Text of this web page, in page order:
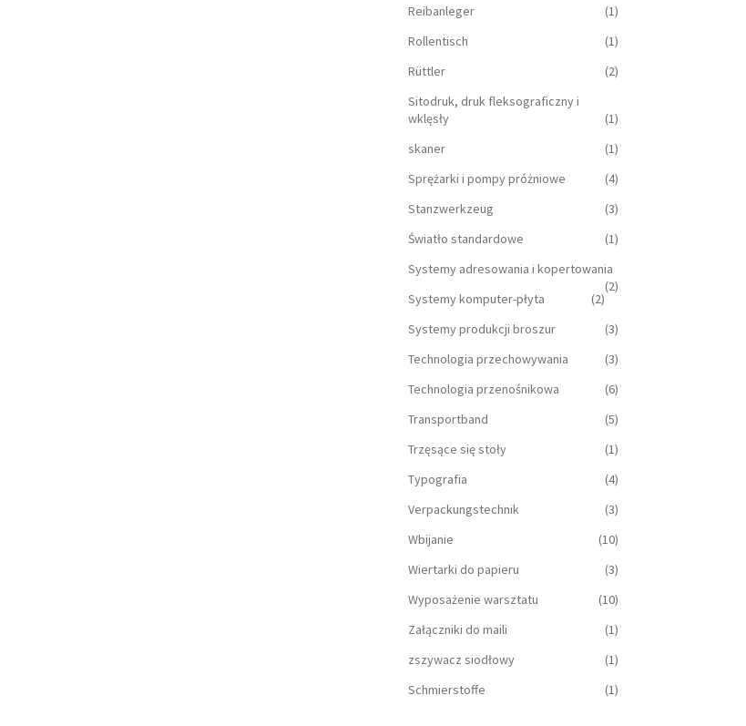
Reibanleger
(1)
Rollentisch
(1)
Rüttler
(2)
Sitodruk, druk fleksograficzny i
wklęsły
(1)
skaner
(1)
Sprężarki i pompy próżniowe
(4)
Stanzwerkzeug
(3)
Światło standardowe
(1)
Systemy adresowania i kopertowania
(2)
Systemy komputer-płyta
(2)
Systemy produkcji broszur
(3)
Technologia przechowywania
(3)
Technologia przenośnikowa
(6)
Transportband
(5)
Trzęsące się stoły
(1)
Typografia
(4)
Verpackungstechnik
(3)
Wbijanie
(10)
Wiertarki do papieru
(3)
Wyposażenie warsztatu
(10)
Załączniki do maili
(1)
zszywacz siodłowy
(1)
Schmierstoffe
(1)